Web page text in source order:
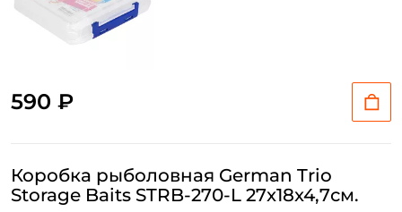
590 ₽
Коробка рыболовная German Trio
Storage Baits STRB-270-L 27x18x4,7см.